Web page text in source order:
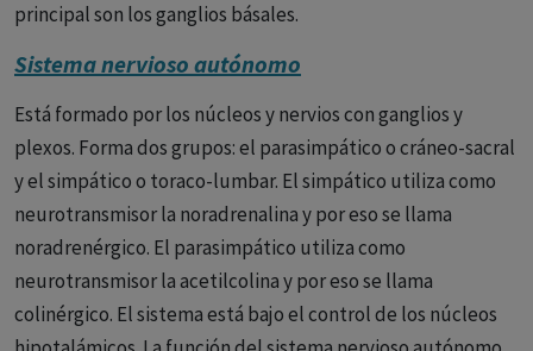
principal son los ganglios básales.
Sistema nervioso autónomo
Está formado por los núcleos y nervios con ganglios y
plexos. Forma dos grupos: el parasimpático o cráneo-sacral
y el simpático o toraco-lumbar. El simpático utiliza como
neurotransmisor la noradrenalina y por eso se llama
noradrenérgico. El parasimpático utiliza como
neurotransmisor la acetilcolina y por eso se llama
colinérgico. El sistema está bajo el control de los núcleos